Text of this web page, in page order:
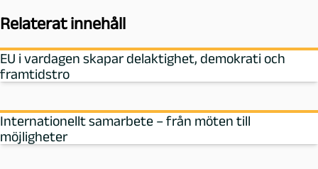
Relaterat innehåll
EU i vardagen skapar delaktighet, demokrati och
framtidstro
Internationellt samarbete – från möten till
möjligheter